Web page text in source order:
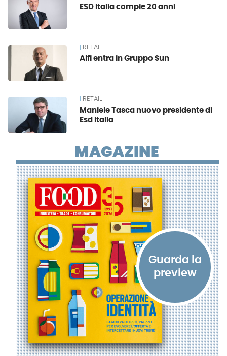
ESD Italia compie 20 anni
RETAIL
Alfi entra in Gruppo Sun
RETAIL
Maniele Tasca nuovo presidente di
Esd Italia
MAGAZINE